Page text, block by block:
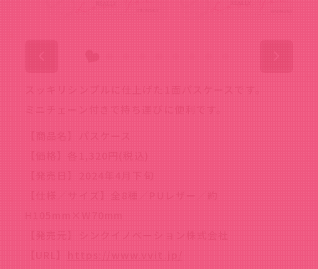
スッキリシンプルに仕上げた1面パスケースです。
ミニチェーン付きで持ち運びに便利です。
【商品名】パスケース
【価格】各1,320円(税込)
【発売日】2024年4月下旬
【仕様／サイズ】全8種／PUレザー／約
H105mm×W70mm
【発売元】シンクイノベーション株式会社
【URL】
https://www.vvit.jp/